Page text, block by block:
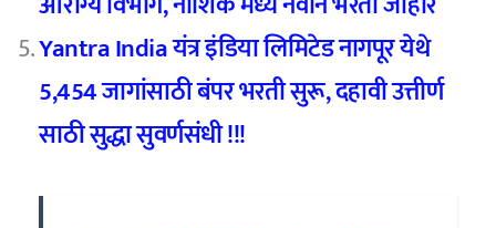
Yantra India यंत्र इंडिया लिमिटेड नागपूर येथे
5,454 जागांसाठी बंपर भरती सुरू, दहावी उत्तीर्ण
साठी सुद्धा सुवर्णसंधी !!!